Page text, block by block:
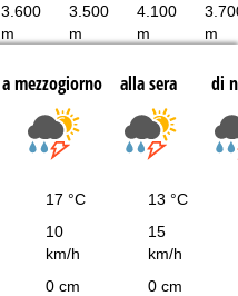
3.600
m
3.500
m
4.100
m
m
a mezzogiorno alla sera di
17 °C 13 °C
10
km/h
15
km/h
0 cm 0 cm